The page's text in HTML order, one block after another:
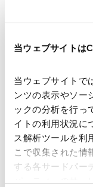
当ウェブサイトは
当ウェブサイトで
ンツの表示やソー
ックの分析を行っ
イトの利用状況に
ス解析ツールを利
こで収集された情
する各サードパー
インサイト